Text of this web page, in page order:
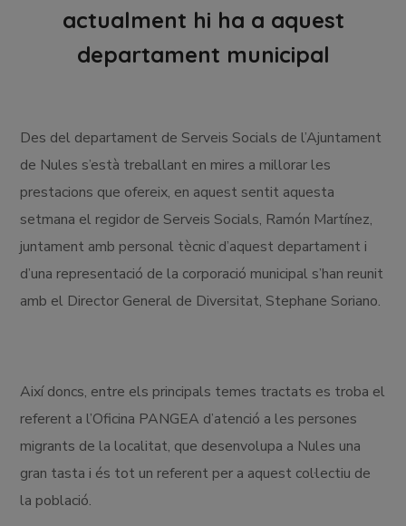
actualment hi ha a aquest
departament municipal
Des del departament de Serveis Socials de l’Ajuntament
de Nules s’està treballant en mires a millorar les
prestacions que ofereix, en aquest sentit aquesta
setmana el regidor de Serveis Socials, Ramón Martínez,
juntament amb personal tècnic d’aquest departament i
d’una representació de la corporació municipal s’han reunit
amb el Director General de Diversitat, Stephane Soriano.
Així doncs, entre els principals temes tractats es troba el
referent a l’Oficina PANGEA d’atenció a les persones
migrants de la localitat, que desenvolupa a Nules una
gran tasta i és tot un referent per a aquest col·lectiu de
la població.